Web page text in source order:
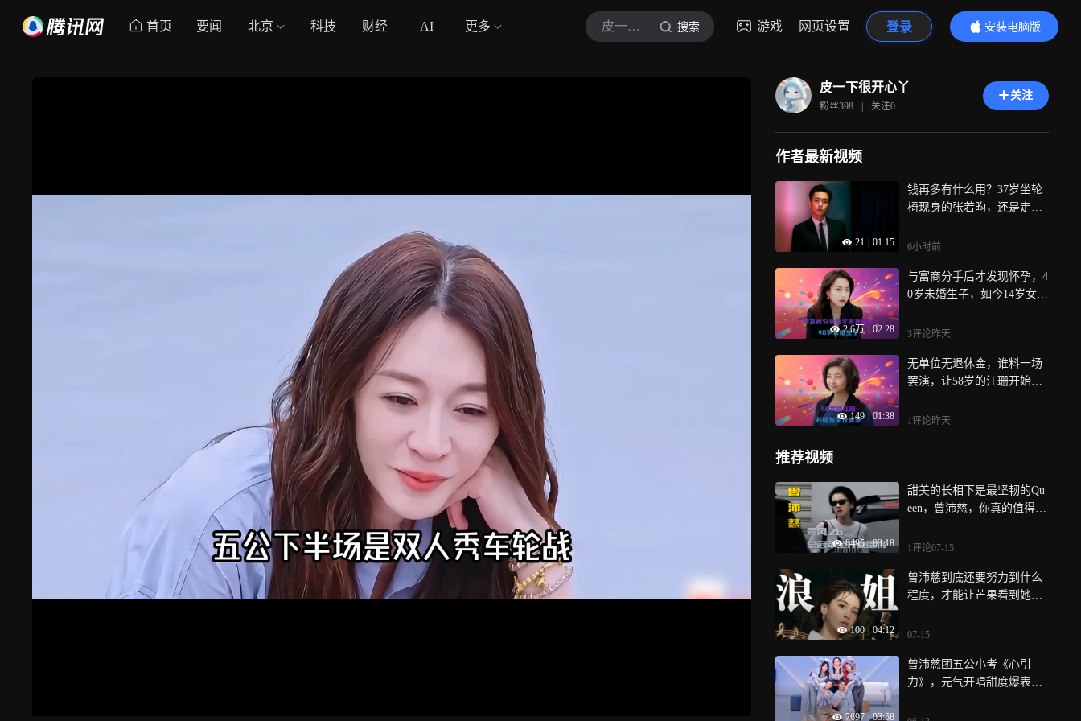
首页 要闻 北京 科技 财经 AI 更多 皮一下很开心丫 搜索 游戏 网页设置 登录
安装电脑版
内容更精彩
皮一下很开心丫
粉丝398 | 关注0
关注
作者最新视频
21 01:15
钱再多有什么用？37岁坐轮
椅现身的张若昀，还是走上
6小时前
2.6万 02:28
与富商分手后才发现怀孕，4
0岁未婚生子，如今14岁女儿
3评论昨天
149 01:38
无单位无退休金，谁料一场
罢演，让58岁的江珊开始为
1评论昨天
推荐视频
8495 | 03:18
甜美的长相下是最坚韧的Qu
een，曾沛慈，你真的值得被
1评论07-15
100 04:12
曾沛慈到底还要努力到什么
程度，才能让芒果看到她的
07-15
7697 03:58
曾沛慈团五公小考《心引
力》，元气开唱甜度爆表丨